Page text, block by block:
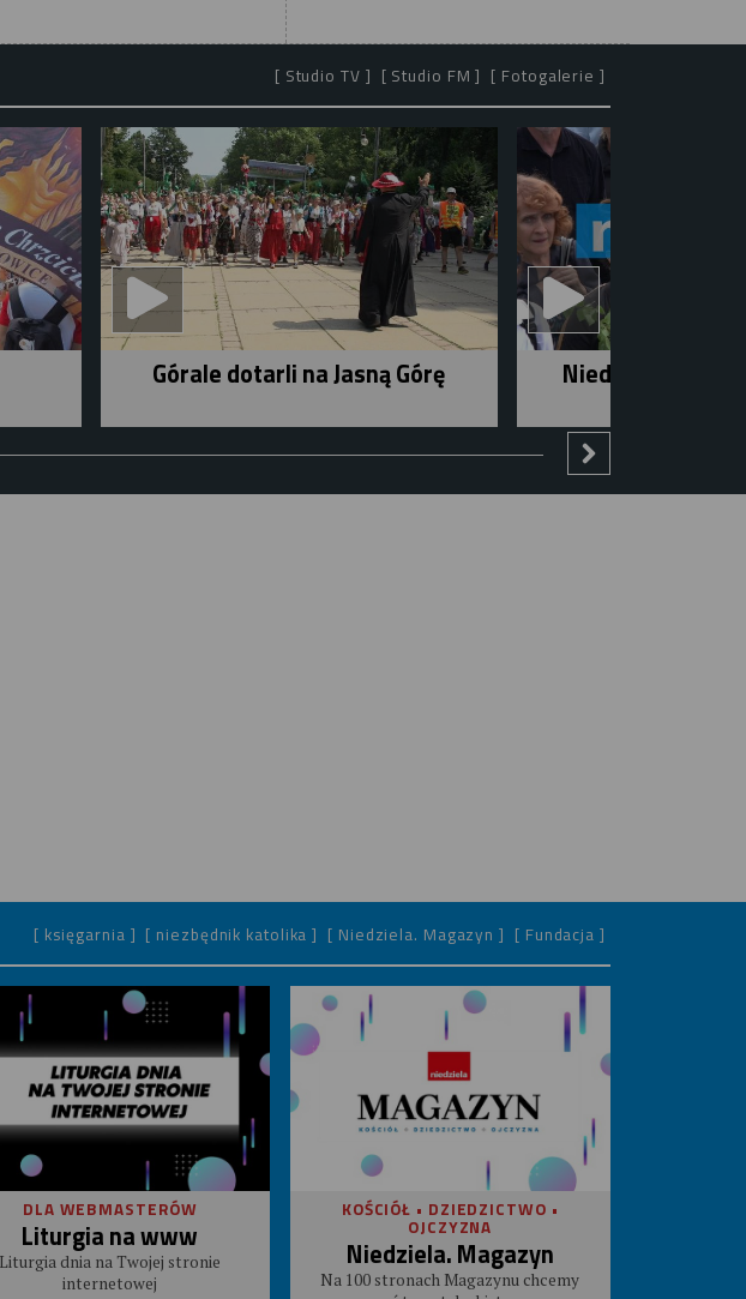
[ Studio TV ] [ Studio FM ] [ Fotogalerie ]
Górale dotarli na Jasną Górę Niedziela w
[ księgarnia ] [ niezbędnik katolika ] [ Niedziela. Magazyn ] [ Fundacja ]
DLA WEBMASTERÓW
Liturgia na www
Liturgia dnia na Twojej stronie
internetowej
KOŚCIÓŁ • DZIEDZICTWO •
OJCZYZNA
Niedziela. Magazyn
Na 100 stronach Magazynu chcemy